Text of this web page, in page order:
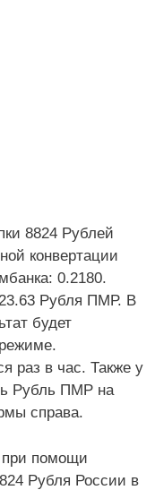
8824 Рублей
конвертации
0.2180.
Рубля ПМР. В
будет
раз в час. Также у
Рубль ПМР на
справа.
при помощи
Рубля России в